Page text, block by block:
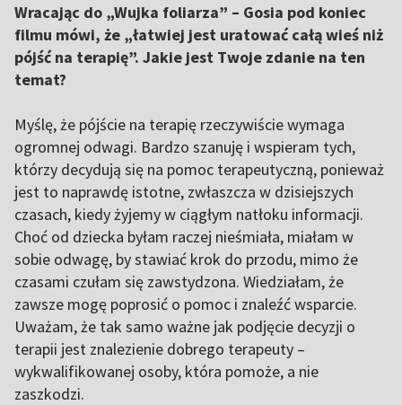
Wracając do „Wujka foliarza” – Gosia pod koniec
filmu mówi, że „łatwiej jest uratować całą wieś niż
pójść na terapię”. Jakie jest Twoje zdanie na ten
temat?
Myślę, że pójście na terapię rzeczywiście wymaga
ogromnej odwagi. Bardzo szanuję i wspieram tych,
którzy decydują się na pomoc terapeutyczną, ponieważ
jest to naprawdę istotne, zwłaszcza w dzisiejszych
czasach, kiedy żyjemy w ciągłym natłoku informacji.
Choć od dziecka byłam raczej nieśmiała, miałam w
sobie odwagę, by stawiać krok do przodu, mimo że
czasami czułam się zawstydzona. Wiedziałam, że
zawsze mogę poprosić o pomoc i znaleźć wsparcie.
Uważam, że tak samo ważne jak podjęcie decyzji o
terapii jest znalezienie dobrego terapeuty –
wykwalifikowanej osoby, która pomoże, a nie
zaszkodzi.